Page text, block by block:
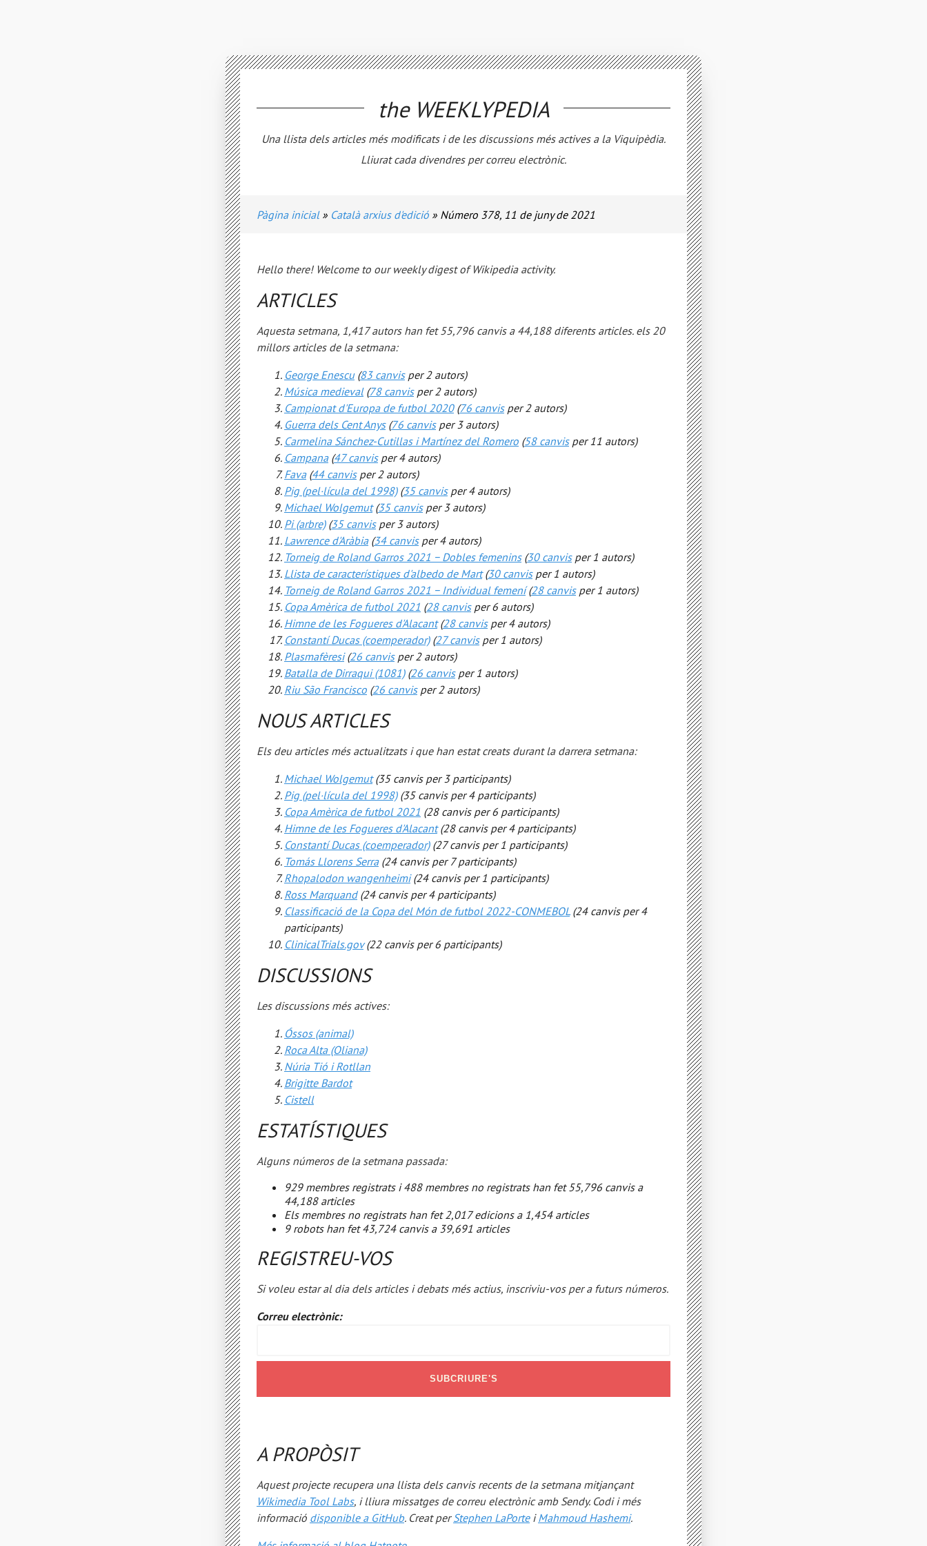
theWEEKLYPEDIA
Una llista dels articles més modificats i de les discussions més actives a la Viquipèdia.
Lliurat cada divendres per correu electrònic.
Pàgina inicial Català arxius d'edició Número 378, 11 de juny de 2021
Hello there! Welcome to our weekly digest of Wikipedia activity.
ARTICLES
Aquesta setmana, 1,417 autors han fet 55,796 canvis a 44,188 diferents articles. els 20
millors articles de la setmana:
George Enescu (83 canvisper 2 autors)
Música medieval (78 canvisper 2 autors)
Campionat d'Europa de futbol 2020 (76 canvisper 2 autors)
Guerra dels Cent Anys (76 canvisper 3 autors)
Carmelina Sánchez-Cutillas i Martínez del Romero (58 canvisper 11 autors)
Campana (47 canvisper 4 autors)
Fava (44 canvisper 2 autors)
Pig (pel·lícula del 1998) (35 canvisper 4 autors)
Michael Wolgemut (35 canvisper 3 autors)
Pi (arbre) (35 canvisper 3 autors)
Lawrence d'Aràbia (34 canvisper 4 autors)
Torneig de Roland Garros 2021 − Dobles femenins (30 canvisper 1 autors)
Llista de característiques d'albedo de Mart (30 canvisper 1 autors)
Torneig de Roland Garros 2021 − Individual femení (28 canvisper 1 autors)
Copa Amèrica de futbol 2021 (28 canvisper 6 autors)
Himne de les Fogueres d'Alacant (28 canvisper 4 autors)
Constantí Ducas (coemperador) (27 canvisper 1 autors)
Plasmafèresi (26 canvisper 2 autors)
Batalla de Dirraqui (1081) (26 canvisper 1 autors)
Riu São Francisco (26 canvisper 2 autors)
NOUS ARTICLES
Els deu articles més actualitzats i que han estat creats durant la darrera setmana:
Michael Wolgemut (35 canvis per 3 participants)
Pig (pel·lícula del 1998) (35 canvis per 4 participants)
Copa Amèrica de futbol 2021 (28 canvis per 6 participants)
Himne de les Fogueres d'Alacant (28 canvis per 4 participants)
Constantí Ducas (coemperador) (27 canvis per 1 participants)
Tomás Llorens Serra (24 canvis per 7 participants)
Rhopalodon wangenheimi (24 canvis per 1 participants)
Ross Marquand (24 canvis per 4 participants)
Classificació de la Copa del Món de futbol 2022-CONMEBOL (24 canvis per 4
participants)
ClinicalTrials.gov (22 canvis per 6 participants)
DISCUSSIONS
Les discussions més actives:
Óssos (animal)
Roca Alta (Oliana)
Núria Tió i Rotllan
Brigitte Bardot
Cistell
ESTATÍSTIQUES
Alguns números de la setmana passada:
929 membres registrats i 488 membres no registrats han fet 55,796 canvis a
44,188 articles
Els membres no registrats han fet 2,017 edicions a 1,454 articles
9 robots han fet 43,724 canvis a 39,691 articles
REGISTREU-VOS
Si voleu estar al dia dels articles i debats més actius, inscriviu-vos per a futurs números.
Correu electrònic:
A PROPÒSIT
Aquest projecte recupera una llista dels canvis recents de la setmana mitjançant
Wikimedia Tool Labs, i lliura missatges de correu electrònic amb Sendy. Codi i més
informació disponible a GitHub. Creat perStephen LaPorteiMahmoud Hashemi.